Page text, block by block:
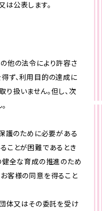
公表します。
他の法令により許容さ
ず、利用目的の達成に
扱いません。但し、次
護のために必要がある
ことが困難であるとき
健全な育成の推進のため
客様の同意を得ること
団体又はその委託を受け